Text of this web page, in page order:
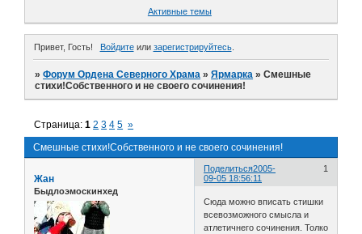
Активные темы
Привет, Гость! Войдитеили зарегистрируйтесь.
»Форум Ордена Северного Храма »Ярмарка »Смешные
стихи!Собственного и не своего сочинения!
Смешные стихи!Собственного и не своего сочинения!
Страница:1 2 3 4 5 »
Поделиться 1
2005-
09-05 18:56:11
Жан
Быдлоэмоскинхед
Сюда можно вписать стишки
всевозможного смысла и
атлетичнего сочинения. Толко